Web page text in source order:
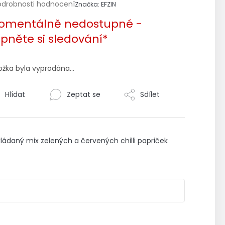
hodnoceníZnačka: EFZIN
nedostupné -
si sledování*
byla vyprodána…
mix zelených a červených chilli papriček
Zeptat se
Hlídat Sdílet